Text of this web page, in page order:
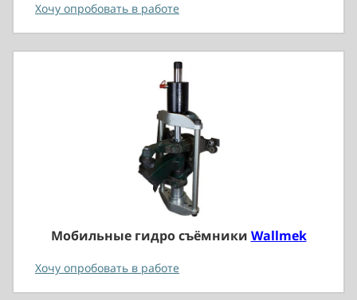
Хочу опробовать в работе
Мобильные гидро съёмники Wallmek
Хочу опробовать в работе